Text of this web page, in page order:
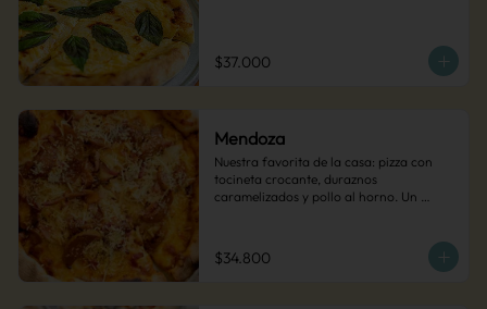
$37.000
Mendoza
Nuestra favorita de la casa: pizza con
tocineta crocante, duraznos
caramelizados y pollo al horno. Un
$34.800